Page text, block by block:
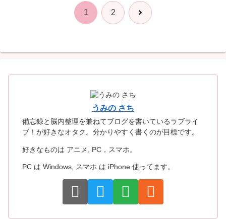
1 2 次
うみの さち
備忘録と脳内整理を兼ねてブログを書いているラブライ
ブ！が好きなオタク。分かりやすく書くのが目標です。
好きなものは アニメ, PC，スマホ。
PC は Windows, スマホ は iPhone 使ってます。